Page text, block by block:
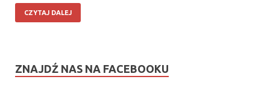
CZYTAJ DALEJ
ZNAJDŹ NAS NA FACEBOOKU